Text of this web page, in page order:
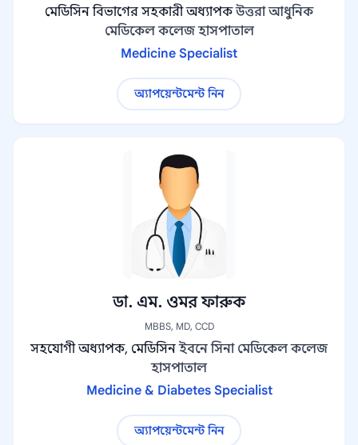
মেডিসিন বিভাগের সহকারী অধ্যাপক উত্তরা আধুনিক
মেডিকেল কলেজ হাসপাতাল
Medicine Specialist
অ্যাপয়েন্টমেন্ট নিন
ডা. এম. ওমর ফারুক
MBBS, MD, CCD
সহযোগী অধ্যাপক, মেডিসিন ইবনে সিনা মেডিকেল কলেজ
হাসপাতাল
Medicine & Diabetes Specialist
অ্যাপয়েন্টমেন্ট নিন